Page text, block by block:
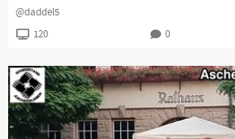
@daddel5
120 0